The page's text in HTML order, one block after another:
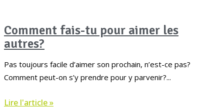
Comment fais-tu pour aimer les
autres?
Pas toujours facile d’aimer son prochain, n’est-ce pas?
Comment peut-on s’y prendre pour y parvenir?
Lire l'article »